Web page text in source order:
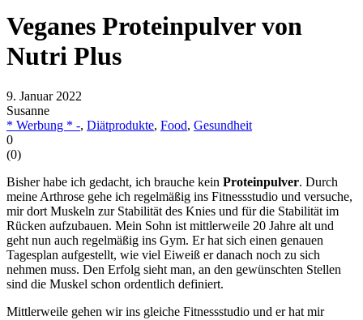
Veganes Proteinpulver von
Nutri Plus
9. Januar 2022
Susanne
* Werbung * -, Diätprodukte, Food, Gesundheit
0
(0)
Bisher habe ich gedacht, ich brauche kein Proteinpulver. Durch
meine Arthrose gehe ich regelmäßig ins Fitnessstudio und versuche,
mir dort Muskeln zur Stabilität des Knies und für die Stabilität im
Rücken aufzubauen. Mein Sohn ist mittlerweile 20 Jahre alt und
geht nun auch regelmäßig ins Gym. Er hat sich einen genauen
Tagesplan aufgestellt, wie viel Eiweiß er danach noch zu sich
nehmen muss. Den Erfolg sieht man, an den gewünschten Stellen
sind die Muskel schon ordentlich definiert.
Mittlerweile gehen wir ins gleiche Fitnessstudio und er hat mir